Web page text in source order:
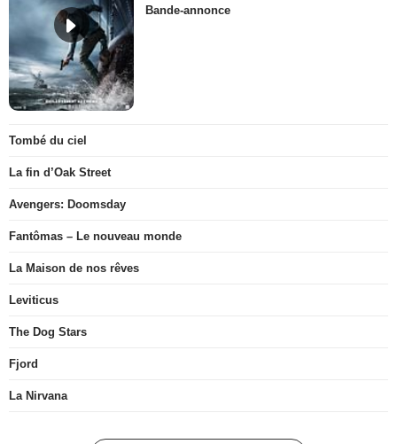
Bande-annonce
Tombé du ciel
La fin d’Oak Street
Avengers: Doomsday
Fantômas – Le nouveau monde
La Maison de nos rêves
Leviticus
The Dog Stars
Fjord
La Nirvana